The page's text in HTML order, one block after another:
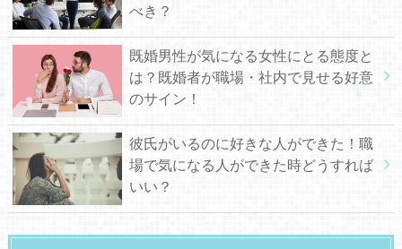
べき？
既婚男性が気になる女性にとる態度と
は？既婚者が職場・社内で見せる好意
のサイン！
彼氏がいるのに好きな人ができた！職
場で気になる人ができた時どうすれば
いい？